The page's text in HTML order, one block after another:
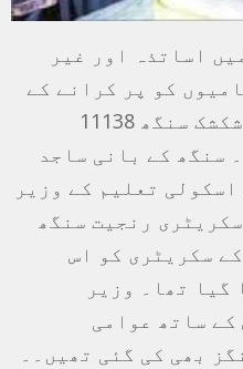
اساتذہ اور غیر
کو پر کرانے کے
لئے اکھل بھارتیہ اردو شکشک سنگھ 11138
سنگھ کے بانی ساجد
تعلیم کے وزیر
رنجیت سنگھ
سکریٹری کو اس
گیا تھا۔ وزیر
ساتھ عوامی
بھی کی گئی تھیں۔۔